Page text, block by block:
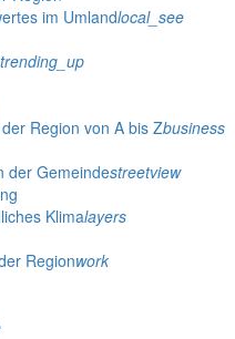
im Umlandlocal_see
trending_up
Region von A bis Zbusiness
der Gemeindestreetview
Klimalayers
Regionwork